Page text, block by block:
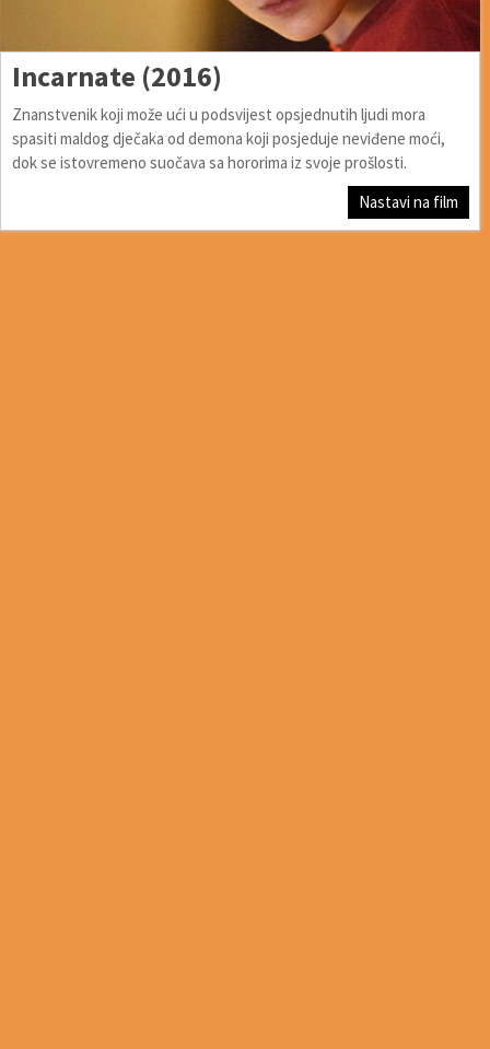
Incarnate (2016)
Znanstvenik koji može ući u podsvijest opsjednutih ljudi mora
spasiti maldog dječaka od demona koji posjeduje neviđene moći,
dok se istovremeno suočava sa hororima iz svoje prošlosti.
Nastavi na film